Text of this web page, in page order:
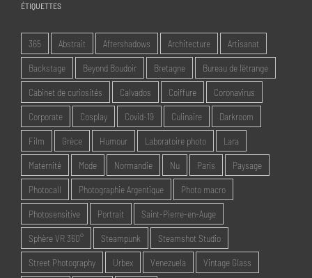
ÉTIQUETTES
365 Abstrait Aftershadows Architecture Artisanat
Backstage Beyond Boudoir Bretagne Bureau de l'étrange
Cabinet de curiosités Calvados Coiffure Coronavirus
Corporate Cosplay Covid-19 Culinaire Darkroom
Film Grèce Humour Laboratoire photo Lara
Maternité Mode Normandie Nu Paris Paysage
Photocall Photographie Argentique Photo macro
Photosensitive Portrait Saint-Pierre-en-Auge
Sphère VR 360° Steampunk Steamshot Studio
Street Photography Urbex Venezuela Vintage Glass